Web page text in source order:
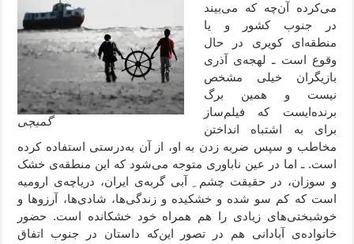
گمیچی
می‌کرده آن‌چه که می‌بیند
در جنوب کشور و یا
منطقه‌ای کویری در حال
وقوع است ـ لهجه‌ی آذری
بازیگران خیلی مشخص
نیست و همین برگ
برنده‌ایست که فیلم‌ساز
برای به اشتباه انداختن
مخاطب و سپس ضربه زدن به او، از آن به‌درستی استفاده کرده
است. ـ اما در عین ناباوری متوجه می‌شود که این منطقه‌ی خشک
و سوزان، در حقیقت چشم ِ آبی گربه‌ی ایران، دریاچه‌ی ارومیه
است که کم سو شده و خشکیده و زندگی‌‌ها، شادی‌ها، آرزوها و
خوشبختی‌های زیادی را هم همراه خود خشکانده است. حضور
خانواده‌ی آبادانی هم در تصور این‌که داستان در جنوب اتفاق